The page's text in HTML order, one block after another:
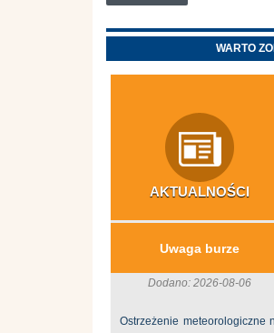
WARTO
AKTUALNOŚCI
Uwaga burze
Dodano: 2026-08-06
Ostrzeżenie meteorologiczne